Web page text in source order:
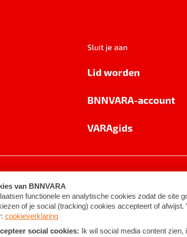
Sluit je aan
Lid worden
BNNVARA-account
VARAgids
Algemene voorwaarden ©2026BNNVARA